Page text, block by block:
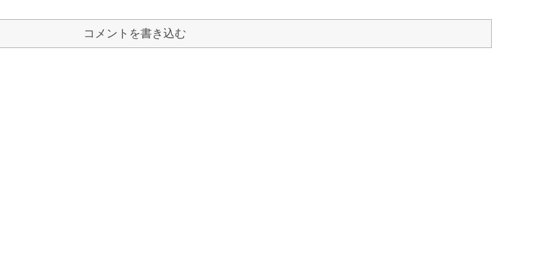
コメントを書き込む